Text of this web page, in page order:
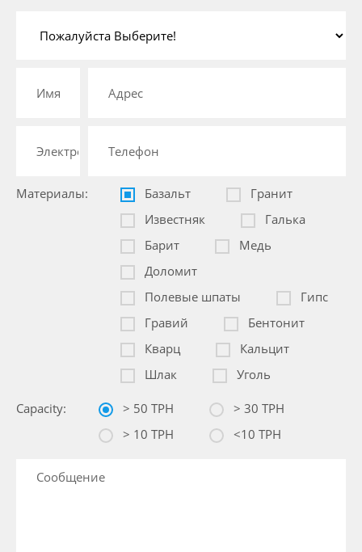
Материалы: Базальт
Гранит
Известняк
Галька
Барит
Медь
Доломит
Полевые шпаты
Гипс
Гравий
Бентонит
Кварц
Кальцит
Шлак
Уголь
Capacity: > 50 TPH
> 30 TPH
> 10 TPH
<10 TPH